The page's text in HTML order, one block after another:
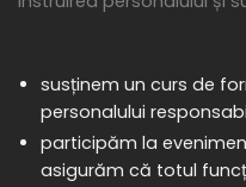
susținem un curs de
personalului
participăm la
asigurăm că totul